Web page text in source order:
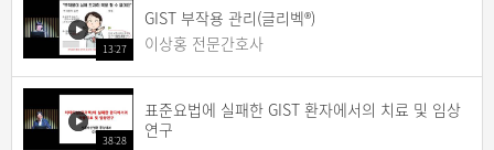
13:27
GIST 부작용 관리(글리벡®)
이상홍 전문간호사
38:28
표준요법에 실패한 GIST 환자에서의 치료 및 임상
연구